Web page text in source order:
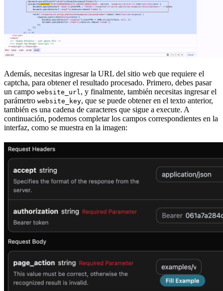
Además, necesitas ingresar la URL del sitio web que requiere el
captcha, para obtener el resultado procesado. Primero, debes pasar
un campo website_url , y finalmente, también necesitas ingresar el
parámetro website_key, que se puede obtener en el texto anterior,
también es una cadena de caracteres que sigue a execute. A
continuación, podemos completar los campos correspondientes en la
interfaz, como se muestra en la imagen: